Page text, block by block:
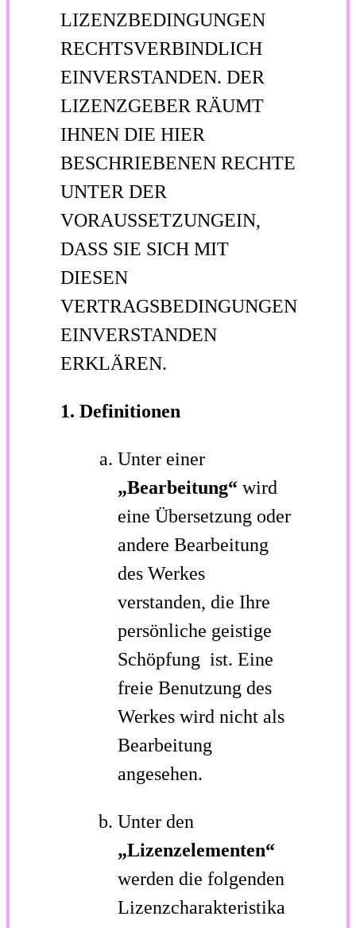
LIZENZBEDINGUNGEN
RECHTSVERBINDLICH
EINVERSTANDEN. DER
LIZENZGEBER RÄUMT
IHNEN DIE HIER
BESCHRIEBENEN RECHTE
UNTER DER
VORAUSSETZUNGEIN,
DASS SIE SICH MIT
DIESEN
VERTRAGSBEDINGUNGEN
EINVERSTANDEN
ERKLÄREN.
1. Definitionen
Unter einer
„Bearbeitung“ wird
eine Übersetzung oder
andere Bearbeitung
des Werkes
verstanden, die Ihre
persönliche geistige
Schöpfung ist. Eine
freie Benutzung des
Werkes wird nicht als
Bearbeitung
angesehen.
Unter den
„Lizenzelementen“
werden die folgenden
Lizenzcharakteristika